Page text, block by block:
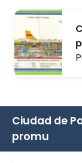
Ciudad de
promu